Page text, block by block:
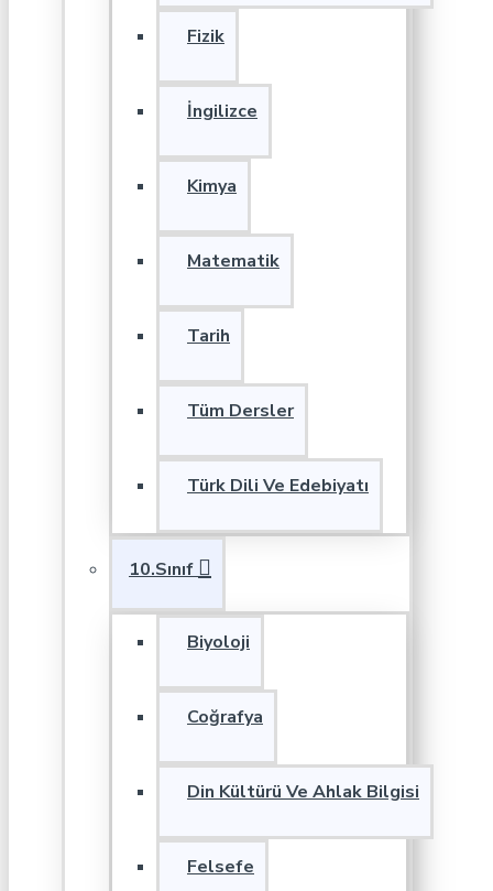
Fizik
İngilizce
Kimya
Matematik
Tarih
Tüm Dersler
Türk Dili Ve Edebiyatı
10.Sınıf
Biyoloji
Coğrafya
Din Kültürü Ve Ahlak Bilgisi
Felsefe